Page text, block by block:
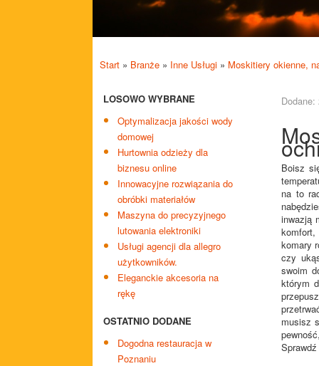
Start » Branże » Inne Usługi » Moskitiery okienne,
LOSOWO WYBRANE
Optymalizacja jakości wody
domowej
Hurtownia odzieży dla
biznesu online
Innowacyjne rozwiązania do
obróbki materiałów
Maszyna do precyzyjnego
lutowania elektroniki
Usługi agencji dla allegro
użytkowników.
Eleganckie akcesoria na
rękę
OSTATNIO DODANE
Dogodna restauracja w
Poznaniu
Dodane:
Boisz
na to
inwazją
komary
czy
swoim
którym
musisz